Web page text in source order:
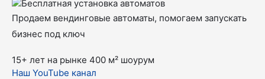
Продаем вендинговые автоматы, помогаем запускать
бизнес под ключ
15+ лет на рынке 400 м² шоурум
Наш YouTube канал